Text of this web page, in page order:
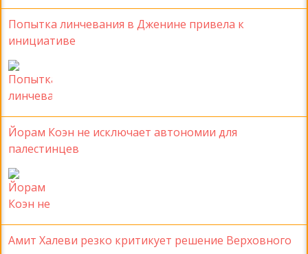
Попытка линчевания в Дженине привела к
инициативе
Йорам Коэн не исключает автономии для
палестинцев
Амит Халеви резко критикует решение Верховного